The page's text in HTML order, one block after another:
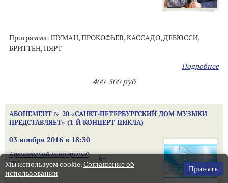
Программа: ШУМАН, ПРОКОФЬЕВ, КАССАДО, ДЕБЮССИ,
БРИТТЕН, ПЯРТ
Подробнее
400-500 руб
АБОНЕМЕНТ № 20 «САНКТ-ПЕТЕРБУРГСКИЙ ДОМ МУЗЫКИ
ПРЕДСТАВЛЯЕТ» (1-Й КОНЦЕРТ ЦИКЛА)
03 ноября 2016 в 18:30
6+
Кремлевский концертный
зал
Мы используем cookie.Соглашение об
использовании
Принять